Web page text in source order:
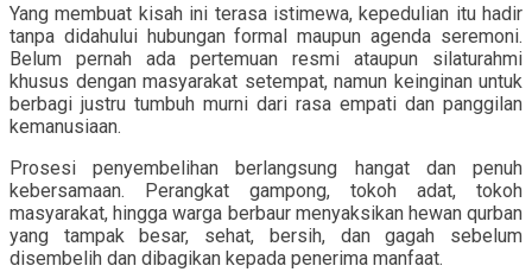
Yang membuat kisah ini terasa istimewa, kepedulian itu hadir
tanpa didahului hubungan formal maupun agenda seremoni.
Belum pernah ada pertemuan resmi ataupun silaturahmi
khusus dengan masyarakat setempat, namun keinginan untuk
berbagi justru tumbuh murni dari rasa empati dan panggilan
kemanusiaan.
Prosesi penyembelihan berlangsung hangat dan penuh
kebersamaan. Perangkat gampong, tokoh adat, tokoh
masyarakat, hingga warga berbaur menyaksikan hewan qurban
yang tampak besar, sehat, bersih, dan gagah sebelum
disembelih dan dibagikan kepada penerima manfaat.